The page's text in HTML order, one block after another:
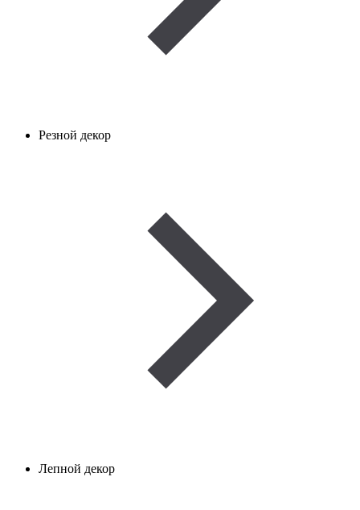
Резной декор
Лепной декор